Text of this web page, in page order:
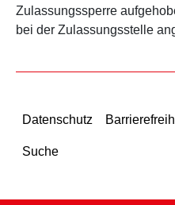
Zulassungssperre
bei der Zulassungsstelle
Datenschutz
Suche